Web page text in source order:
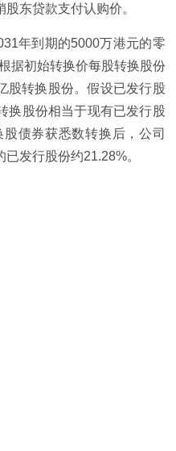
东贷款支付认购价。
年到期的5000万港元的零
据初始转换价每股转换股份
股转换股份。假设已发行股
换股份相当于现有已发行股
债券获悉数转换后，公司
发行股份约21.28%。